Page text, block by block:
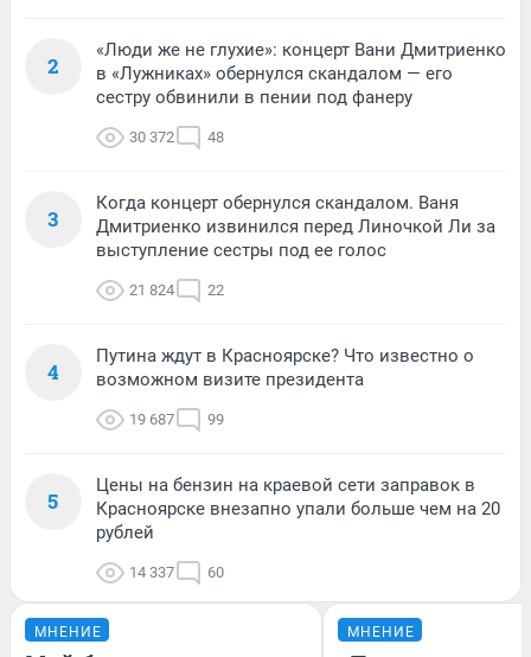
2
«Люди же не глухие»: концерт Вани Дмитриенко
в «Лужниках» обернулся скандалом — его
сестру обвинили в пении под фанеру
30 372 48
3
Когда концерт обернулся скандалом. Ваня
Дмитриенко извинился перед Линочкой Ли за
выступление сестры под ее голос
21 824 22
4
Путина ждут в Красноярске? Что известно о
возможном визите президента
19 687 99
5
Цены на бензин на краевой сети заправок в
Красноярске внезапно упали больше чем на 20
рублей
14 337 60
МНЕНИЕ МНЕНИЕ